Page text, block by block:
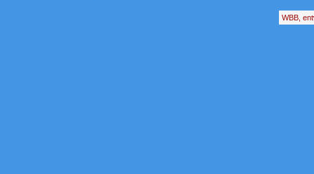
WBB,